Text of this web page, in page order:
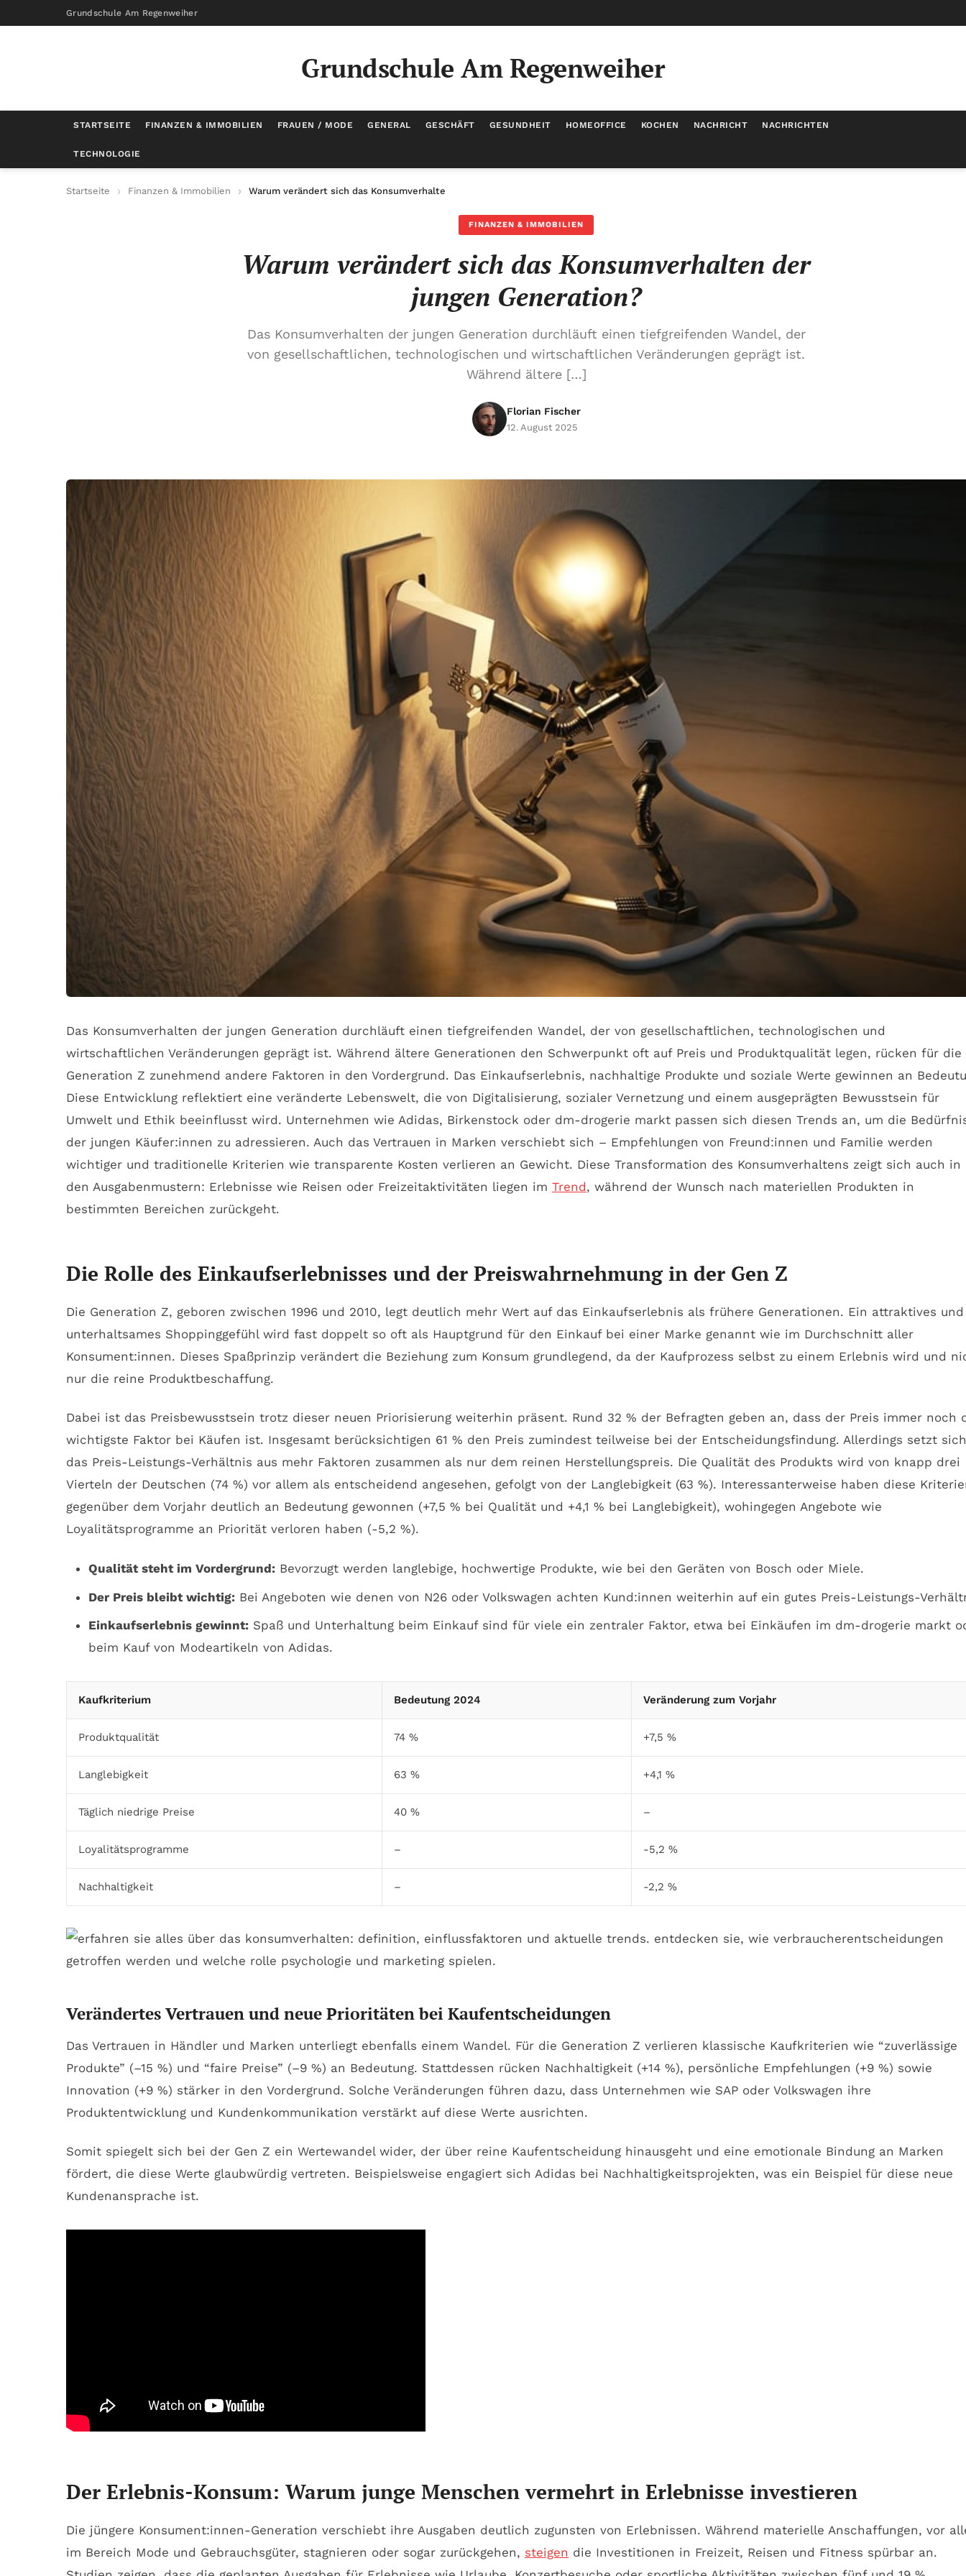
Grundschule Am Regenweiher
Grundschule Am Regenweiher
STARTSEITE FINANZEN & IMMOBILIEN FRAUEN / MODE GENERAL GESCHÄFT GESUNDHEIT HOMEOFFICE KOCHEN NACHRICHT NACHRICHTEN
TECHNOLOGIE
Startseite Finanzen & Immobilien Warum verändert sich das Konsumverhalten der jungen Generation?
FINANZEN & IMMOBILIEN
Warum verändert sich das Konsumverhalten der
jungen Generation?
Das Konsumverhalten der jungen Generation durchläuft einen tiefgreifenden Wandel, der
von gesellschaftlichen, technologischen und wirtschaftlichen Veränderungen geprägt ist.
Während ältere […]
Florian Fischer
12. August 2025
Das Konsumverhalten der jungen Generation durchläuft einen tiefgreifenden Wandel, der von gesellschaftlichen, technologischen und
wirtschaftlichen Veränderungen geprägt ist. Während ältere Generationen den Schwerpunkt oft auf Preis und Produktqualität legen, rücken für die
Generation Z zunehmend andere Faktoren in den Vordergrund. Das Einkaufserlebnis, nachhaltige Produkte und soziale Werte gewinnen an
Diese Entwicklung reflektiert eine veränderte Lebenswelt, die von Digitalisierung, sozialer Vernetzung und einem ausgeprägten Bewusstsein für
Umwelt und Ethik beeinflusst wird. Unternehmen wie Adidas, Birkenstock oder dm-drogerie markt passen sich diesen Trends an, um die
der jungen Käufer:innen zu adressieren. Auch das Vertrauen in Marken verschiebt sich – Empfehlungen von Freund:innen und Familie werden
wichtiger und traditionelle Kriterien wie transparente Kosten verlieren an Gewicht. Diese Transformation des Konsumverhaltens zeigt sich auch in
den Ausgabenmustern: Erlebnisse wie Reisen oder Freizeitaktivitäten liegen im Trend, während der Wunsch nach materiellen Produkten in
bestimmten Bereichen zurückgeht.
Die Rolle des Einkaufserlebnisses und der Preiswahrnehmung in der Gen Z
Die Generation Z, geboren zwischen 1996 und 2010, legt deutlich mehr Wert auf das Einkaufserlebnis als frühere Generationen. Ein attraktives und
unterhaltsames Shoppinggefühl wird fast doppelt so oft als Hauptgrund für den Einkauf bei einer Marke genannt wie im Durchschnitt aller
Konsument:innen. Dieses Spaßprinzip verändert die Beziehung zum Konsum grundlegend, da der Kaufprozess selbst zu einem Erlebnis wird und
nur die reine Produktbeschaffung.
Dabei ist das Preisbewusstsein trotz dieser neuen Priorisierung weiterhin präsent. Rund 32 % der Befragten geben an, dass der Preis immer noch
wichtigste Faktor bei Käufen ist. Insgesamt berücksichtigen 61 % den Preis zumindest teilweise bei der Entscheidungsfindung. Allerdings setzt sich
das Preis-Leistungs-Verhältnis aus mehr Faktoren zusammen als nur dem reinen Herstellungspreis. Die Qualität des Produkts wird von knapp drei
Vierteln der Deutschen (74 %) vor allem als entscheidend angesehen, gefolgt von der Langlebigkeit (63 %). Interessanterweise haben diese
gegenüber dem Vorjahr deutlich an Bedeutung gewonnen (+7,5 % bei Qualität und +4,1 % bei Langlebigkeit), wohingegen Angebote wie
Loyalitätsprogramme an Priorität verloren haben (-5,2 %).
Qualität steht im Vordergrund:Bevorzugt werden langlebige, hochwertige Produkte, wie bei den Geräten von Bosch oder Miele.
Der Preis bleibt wichtig:Bei Angeboten wie denen von N26 oder Volkswagen achten Kund:innen weiterhin auf ein gutes Preis-Leistungs-
Einkaufserlebnis gewinnt:Spaß und Unterhaltung beim Einkauf sind für viele ein zentraler Faktor, etwa bei Einkäufen im dm-drogerie markt
beim Kauf von Modeartikeln von Adidas.
Kaufkriterium Bedeutung 2024 Veränderung zum Vorjahr
Produktqualität 74 % +7,5 %
Langlebigkeit 63 % +4,1 %
Täglich niedrige Preise 40 % –
Loyalitätsprogramme – -5,2 %
Nachhaltigkeit – -2,2 %
Verändertes Vertrauen und neue Prioritäten bei Kaufentscheidungen
Das Vertrauen in Händler und Marken unterliegt ebenfalls einem Wandel. Für die Generation Z verlieren klassische Kaufkriterien wie “zuverlässige
Produkte” (–15 %) und “faire Preise” (–9 %) an Bedeutung. Stattdessen rücken Nachhaltigkeit (+14 %), persönliche Empfehlungen (+9 %) sowie
Innovation (+9 %) stärker in den Vordergrund. Solche Veränderungen führen dazu, dass Unternehmen wie SAP oder Volkswagen ihre
Produktentwicklung und Kundenkommunikation verstärkt auf diese Werte ausrichten.
Somit spiegelt sich bei der Gen Z ein Wertewandel wider, der über reine Kaufentscheidung hinausgeht und eine emotionale Bindung an Marken
fördert, die diese Werte glaubwürdig vertreten. Beispielsweise engagiert sich Adidas bei Nachhaltigkeitsprojekten, was ein Beispiel für diese neue
Kundenansprache ist.
Der Erlebnis-Konsum: Warum junge Menschen vermehrt in Erlebnisse investieren
Die jüngere Konsument:innen-Generation verschiebt ihre Ausgaben deutlich zugunsten von Erlebnissen. Während materielle Anschaffungen, vor
im Bereich Mode und Gebrauchsgüter, stagnieren oder sogar zurückgehen, steigen die Investitionen in Freizeit, Reisen und Fitness spürbar an.